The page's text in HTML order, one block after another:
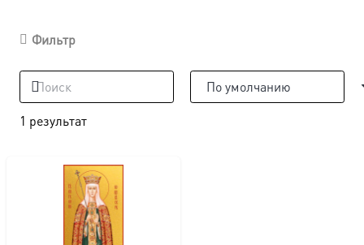
Фильтр
1 результат